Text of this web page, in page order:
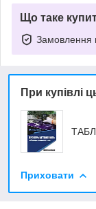
Що таке
Замовлення
При купівлі
Приховати